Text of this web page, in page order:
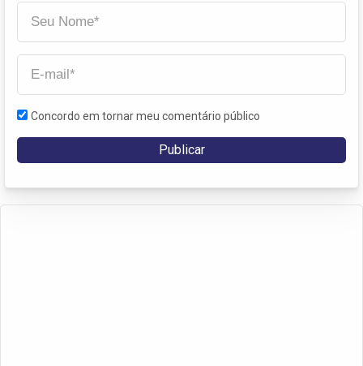
Concordo em tornar meu comentário público